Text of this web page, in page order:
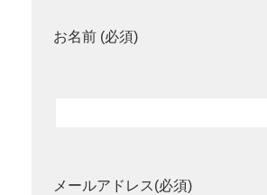
お名前 (必須)
メールアドレス(必須)